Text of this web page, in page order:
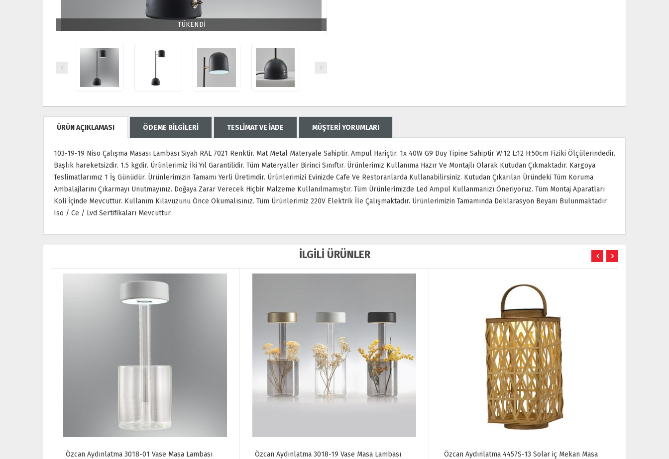
TÜKENDİ
ÜRÜN AÇIKLAMASI ÖDEME BİLGİLERİ TESLİMAT VE İADE MÜŞTERİ YORUMLARI
103-19-19 Niso Çalışma Masası Lambası Siyah RAL 7021 Renktir. Mat Metal Materyale Sahiptir. Ampul Hariçtir. 1x 40W G9 Duy Tipine Sahiptir W:12 L:12 H:50cm Fiziki Ölçülerindedir.
Başlık hareketsizdir. 1.5 kgdir. Ürünlerimiz İki Yıl Garantilidir. Tüm Materyaller Birinci Sınıftır. Ürünlerimiz Kullanıma Hazır Ve Montajlı Olarak Kutudan Çıkmaktadır. Kargoya
Teslimatlarımız 1 İş Günüdür. Ürünlerimizin Tamamı Yerli Üretimdir. Ürünlerimizi Evinizde Cafe Ve Restoranlarda Kullanabilirsiniz. Kutudan Çıkarılan Üründeki Tüm Koruma
Ambalajlarını Çıkarmayı Unutmayınız. Doğaya Zarar Verecek Hiçbir Malzeme Kullanılmamıştır. Tüm Ürünlerimizde Led Ampul Kullanmanızı Öneriyoruz. Tüm Montaj Aparatları
Koli İçinde Mevcuttur. Kullanım Kılavuzunu Önce Okumalısınız. Tüm Ürünlerimiz 220V Elektrik İle Çalışmaktadır. Ürünlerimizin Tamamında Deklarasyon Beyanı Bulunmaktadır.
Iso / Ce / Lvd Sertifikaları Mevcuttur.
İLGİLİ ÜRÜNLER
Özcan Aydınlatma 3018-01 Vase Masa Lambası
Özcan Aydınlatma 3018-19 Vase Masa Lambası
Özcan Aydınlatma 4457S-13 Solar iç Mekan Masa